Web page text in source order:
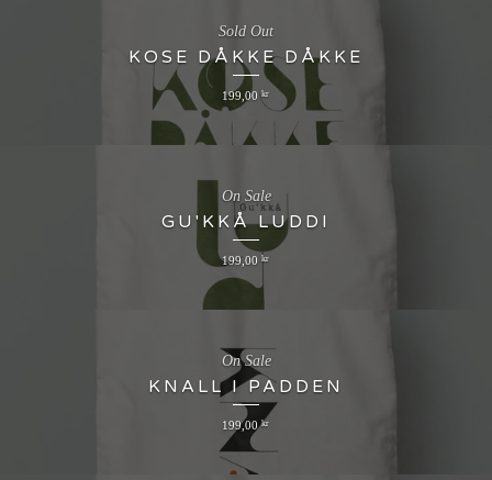
KOSE DÅKKE DÅKKE
199,00kr
Sold Out
GU'KKÅ LUDDI
199,00 kr
On Sale
KNALL I PADDEN
199,00kr
On Sale